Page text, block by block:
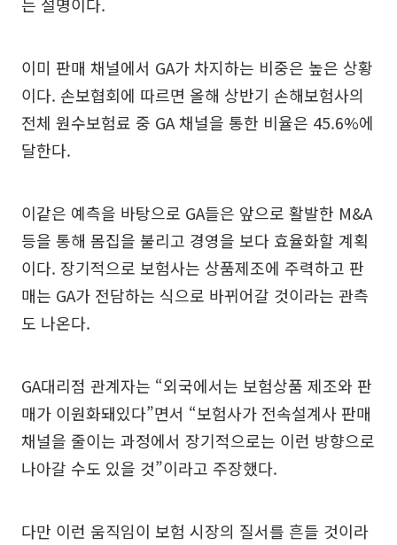
이미 판매 채널에서 GA가 차지하는 비중은 높은 상황
이다. 손보협회에 따르면 올해 상반기 손해보험사의
전체 원수보험료 중 GA 채널을 통한 비율은 45.6%에
달한다.
이같은 예측을 바탕으로 GA들은 앞으로 활발한 M&A
등을 통해 몸집을 불리고 경영을 보다 효율화할 계획
이다. 장기적으로 보험사는 상품제조에 주력하고 판
매는 GA가 전담하는 식으로 바뀌어갈 것이라는 관측
도 나온다.
GA대리점 관계자는 “외국에서는 보험상품 제조와 판
매가 이원화돼있다”면서 “보험사가 전속설계사 판매
채널을 줄이는 과정에서 장기적으로는 이런 방향으로
나아갈 수도 있을 것”이라고 주장했다.
다만 이런 움직임이 보험 시장의 질서를 흔들 것이라